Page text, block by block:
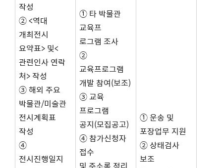
작성
② <역대
개최전시
요약표> 및<
관련인사 연락
처> 작성
③ 해외 주요
박물관/미술관
전시계획표
작성
④
전시진행일지
① 타 박물관
교육프
로그램 조사
②
교육프로그램
개발 참여(보조)
③ 교육
프로그램
공지(모집공고)
④ 참가신청자
접수
① 운송 및
포장업무 지원
② 상태검사
보조